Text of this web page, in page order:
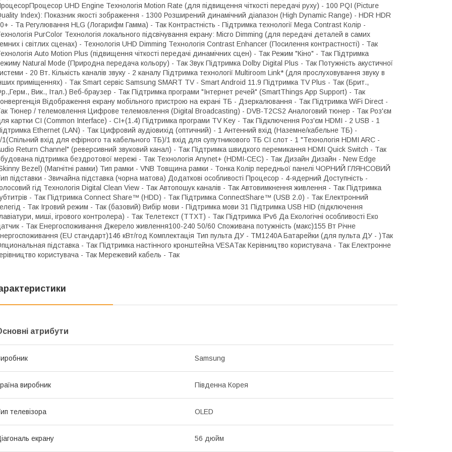
UHD Engine Технологія Motion Rate (для підвищення чіткості передачі руху) - 100 PQI (Picture
Index): Показник якості зображення - 1300 Розширений динамічний діапазон (High Dynamic Range) - HDR HDR
- Та Регулювання HLG (Логарифм Гамма) - Так Контрастність - Підтримка технології Mega Contrast Колір -
PurColor Технологія локального підсвічування екрану: Micro Dimming (для передачі деталей в самих
і світлих сценах) - Технологія UHD Dimming Технологія Contrast Enhancer (Посилення контрастності) - Так
Auto Motion Plus (підвищення чіткості передачі динамічних сцен) - Так Режим "Кіно" - Так Підтримка
Natural Mode (Природна передача кольору) - Так Звук Підтримка Dolby Digital Plus - Так Потужність акустичної
- 20 Вт. Кількість каналів звуку - 2 каналу Підтримка технології Multiroom Link* (для прослуховування звуку в
приміщеннях) - Так Smart сервіс Samsung SMART TV - Smart Android 11.9 Підтримка TV Plus - Так (Брит.,
Вик., Італ.) Веб-браузер - Так Підтримка програми "Інтернет речей" (SmartThings App Support) - Так
Відображення екрану мобільного пристрою на екрані ТБ - Дзеркалювання - Так Підтримка WiFi Direct -
Тюнер / телемовлення Цифрове телемовлення (Digital Broadcasting) - DVB-T2CS2 Аналоговий тюнер - Так Роз'єм
картки CI (Common Interface) - CI+(1.4) Підтримка програми TV Key - Так Підключення Роз'єм HDMI - 2 USB - 1
Ethernet (LAN) - Так Цифровий аудіовихід (оптичний) - 1 Антенний вхід (Наземне/кабельне ТБ) -
1(Спільний вхід для ефірного та кабельного ТБ)/1 вхід для супутникового ТБ CI слот - 1 "Технологія HDMI ARC -
Return Channel" (реверсивний звуковий канал) - Так Підтримка швидкого перемикання HDMI Quick Switch - Так
підтримка бездротової мережі - Так Технологія Anynet+ (HDMI-CEC) - Так Дизайн Дизайн - New Edge
Bezel) (Магнітні рамки) Тип рамки - VNB Товщина рамки - Тонка Колір передньої панелі ЧОРНИЙ ГЛЯНСОВИЙ
підставки - Звичайна підставка (чорна матова) Додаткові особливості Процесор - 4-ядерний Доступність -
гід Технологія Digital Clean View - Так Автопошук каналів - Так Автовимкнення живлення - Так Підтримка
- Так Підтримка Connect Share™ (HDD) - Так Підтримка ConnectShare™ (USB 2.0) - Так Електронний
- Так Ігровий режим - Так (базовий) Вибір мови - Підтримка мови 31 Підтримка USB HID (підключення
миші, ігрового контролера) - Так Телетекст (TTXT) - Так Підтримка IPv6 Да Екологічні особливості Еко
- Так Енергоспоживання Джерело живлення100-240 50/60 Споживана потужність (макс)155 Вт Річне
(EU стандарт)146 кВт/год Комплектація Тип пульта ДУ - TM1240A Батарейки (для пульта ДУ - )Так
підставка - Так Підтримка настінного кронштейна VESAТак Керівництво користувача - Так Електронне
користувача - Так Мережевий кабель - Так
атрибути
Samsung
виробник Південна Корея
телевізора OLED
екрану 56 дюйм